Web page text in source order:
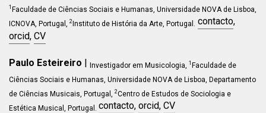
1 Faculdade de Ciências Sociais e Humanas, Universidade NOVA de Lisboa,
ICNOVA, Portugal, 2Instituto de História da Arte, Portugal. contacto,
orcid, CV
Paulo Esteireiro | Investigador em Musicologia, 1 Faculdade de
Ciências Sociais e Humanas, Universidade NOVA de Lisboa, Departamento
de Ciências Musicais, Portugal, 2Centro de Estudos de Sociologia e
Estética Musical, Portugal. contacto, orcid, CV